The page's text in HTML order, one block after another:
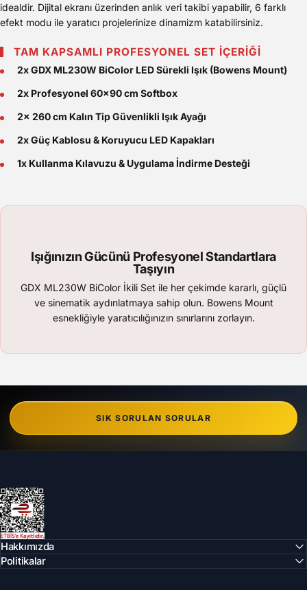
idealdir. Dijital ekranı üzerinden anlık veri takibi yapabilir, 6 farklı
efekt modu ile yaratıcı projelerinize dinamizm katabilirsiniz.
TAM KAPSAMLI PROFESYONEL SET İÇERİĞİ
2x GDX ML230W BiColor LED Sürekli Işık (Bowens Mount)
2x Profesyonel 60x90 cm Softbox
2x 260 cm Kalın Tip Güvenlikli Işık Ayağı
2x Güç Kablosu & Koruyucu LED Kapakları
1x Kullanma Kılavuzu & Uygulama İndirme Desteği
Işığınızın Gücünü Profesyonel Standartlara
Taşıyın
GDX ML230W BiColor İkili Set ile her çekimde kararlı, güçlü
ve sinematik aydınlatmaya sahip olun. Bowens Mount
esnekliğiyle yaratıcılığınızın sınırlarını zorlayın.
SIK SORULAN SORULAR
Can Foto Stüdyo ve Reklam Malzemeleri
Hakkımızda
Politikalar